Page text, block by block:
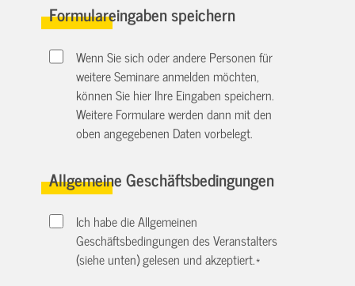
Formulareingaben speichern
Wenn Sie sich oder andere Personen für
weitere Seminare anmelden möchten,
können Sie hier Ihre Eingaben speichern.
Weitere Formulare werden dann mit den
oben angegebenen Daten vorbelegt.
Allgemeine Geschäftsbedingungen
Ich habe die Allgemeinen
Geschäftsbedingungen des Veranstalters
(siehe unten) gelesen und akzeptiert.*